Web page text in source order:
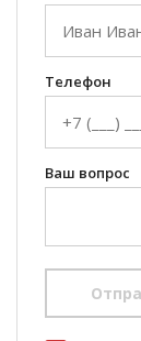
Телефон
Ваш вопрос